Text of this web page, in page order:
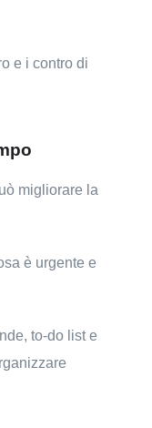
e i contro di
migliorare la
è urgente e
to-do list e